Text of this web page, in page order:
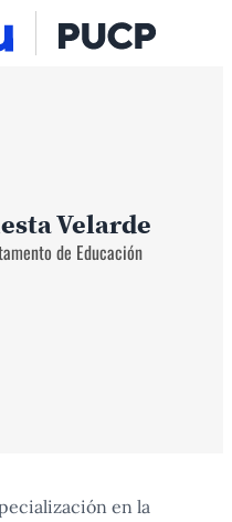
Velarde
de Educación
en la